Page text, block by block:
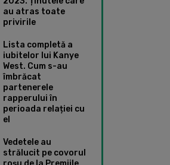
au atras toate
privirile
Lista completă a
iubitelor lui Kanye
West. Cum s-au
îmbrăcat
partenerele
rapperului în
perioada relației cu
el
Vedetele au
strălucit pe covorul